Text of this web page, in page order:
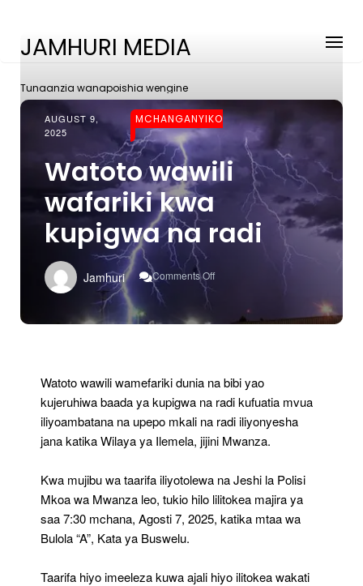
JAMHURI MEDIA
Tunaanzia wanapoishia wengine
AUGUST 9,
2025
MCHANGANYIKO
Watoto wawili
wafariki kwa
kupigwa na radi
Jamhuri Comments Off
Watoto
Wafariki
Radi
Watoto wawili wamefariki dunia na bibi yao
kujeruhiwa baada ya kupigwa na radi kufuatia mvua
iliyoambatana na upepo mkali na radi iliyonyesha
jana katika Wilaya ya Ilemela, jijini Mwanza.
Kwa mujibu wa taarifa iliyotolewa na Jeshi la Polisi
Mkoa wa Mwanza leo, tukio hilo lilitokea majira ya
saa 7:30 mchana, Agosti 7, 2025, katika mtaa wa
Bulola “A”, Kata ya Buswelu.
Taarifa hiyo imeeleza kuwa ajali hiyo ilitokea wakati